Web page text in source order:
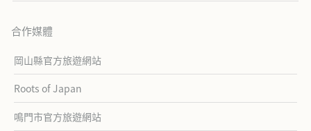
合作媒體
岡山縣官方旅遊網站
Roots of Japan
鳴門市官方旅遊網站